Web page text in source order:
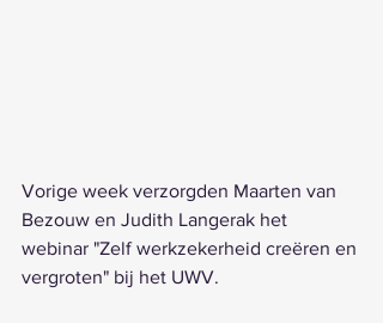
Vorige week verzorgden Maarten van
Bezouw en Judith Langerak het
webinar "Zelf werkzekerheid creëren en
vergroten" bij het UWV.